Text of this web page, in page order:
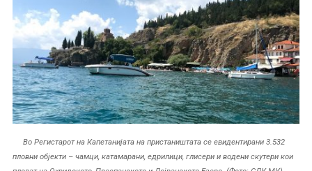
Во Регистарот на Капетанијата на пристаништата се евидентирани 3.532
пловни објекти – чамци, катамарани, едрилици, глисери и водени скутери кои